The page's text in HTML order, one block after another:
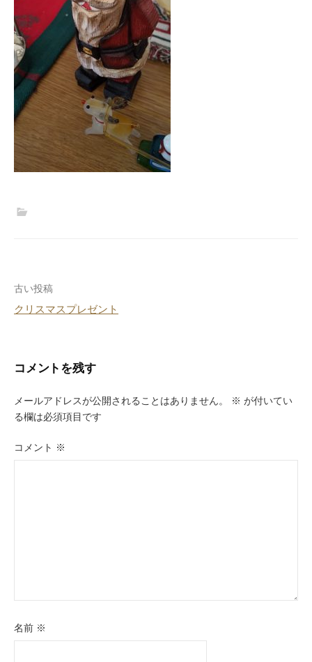
投
稿
ビ
ゲ
ー
シ
古い投稿
クリスマスプレゼント
コメントを残す
メールアドレスが公開されることはありません。 ※ が付いてい
る欄は必須項目です
コメント ※
名前 ※